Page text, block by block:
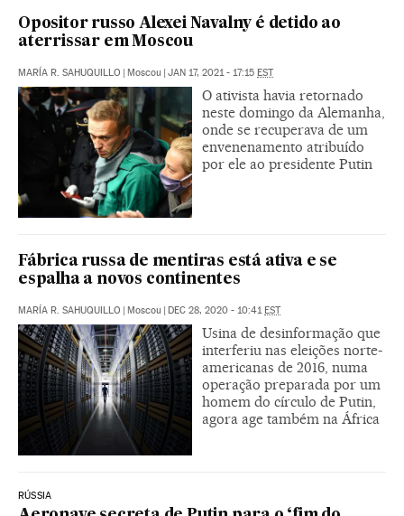
Opositor russo Alexei Navalny é detido ao
aterrissar em Moscou
MARÍA R. SAHUQUILLO | Moscou | JAN 17, 2021 - 17:15 EST
O ativista havia retornado
neste domingo da Alemanha,
onde se recuperava de um
envenenamento atribuído
por ele ao presidente Putin
Fábrica russa de mentiras está ativa e se
espalha a novos continentes
MARÍA R. SAHUQUILLO | Moscou | DEC 28, 2020 - 10:41EST
Usina de desinformação que
interferiu nas eleições norte-
americanas de 2016, numa
operação preparada por um
homem do círculo de Putin,
agora age também na África
RÚSSIA